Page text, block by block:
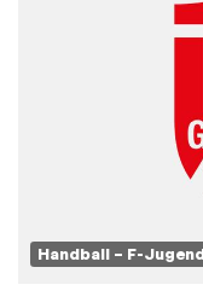
Handball – F-